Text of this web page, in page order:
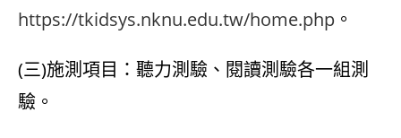
https://tkidsys.nknu.edu.tw/home.php 。
(三)施測項目：聽力測驗、閱讀測驗各一組測
驗。